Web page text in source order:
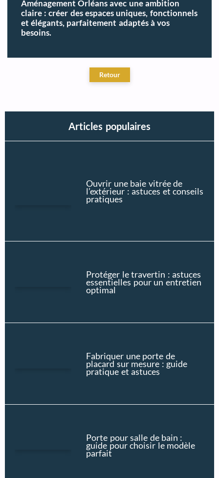
Aménagement Orléans avec une ambition
claire : créer des espaces uniques, fonctionnels
et élégants, parfaitement adaptés à vos
besoins.
Articles populaires
Ouvrir une baie vitrée de
l’extérieur : astuces et conseils
pratiques
Protéger le travertin : astuces
essentielles pour un entretien
optimal
Fabriquer une porte de
placard sur mesure : guide
pratique et astuces
Porte pour salle de bain :
guide pour choisir le modèle
parfait